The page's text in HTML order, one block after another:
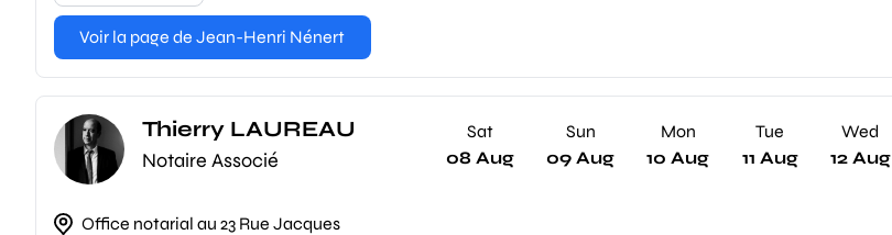
Voir la page de Jean-Henri Nénert
Thierry LAUREAU
Notaire Associé
Office notarial au 23 Rue Jacques
Sat
08 Aug
Sun
09 Aug
Mon
10 Aug
Tue
11 Aug
Wed
12 Aug